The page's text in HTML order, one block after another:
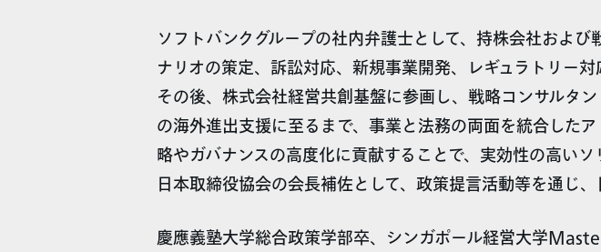
ソフトバンクグループの社内弁護士として、持株会社およ
ナリオの策定、訴訟対応、新規事業開発、レギュラトリー
その後、株式会社経営共創基盤に参画し、戦略コンサルタ
の海外進出支援に至るまで、事業と法務の両面を統合した
略やガバナンスの高度化に貢献することで、実効性の高い
日本取締役協会の会長補佐として、政策提言活動等を通じ
慶應義塾大学総合政策学部卒、シンガポール経営大学